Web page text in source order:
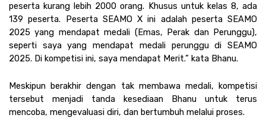
peserta kurang lebih 2000 orang. Khusus untuk kelas 8, ada
139 peserta. Peserta SEAMO X ini adalah peserta SEAMO
2025 yang mendapat medali (Emas, Perak dan Perunggu),
seperti saya yang mendapat medali perunggu di SEAMO
2025. Di kompetisi ini, saya mendapat Merit.” kata Bhanu.
Meskipun berakhir dengan tak membawa medali, kompetisi
tersebut menjadi tanda kesediaan Bhanu untuk terus
mencoba, mengevaluasi diri, dan bertumbuh melalui proses.